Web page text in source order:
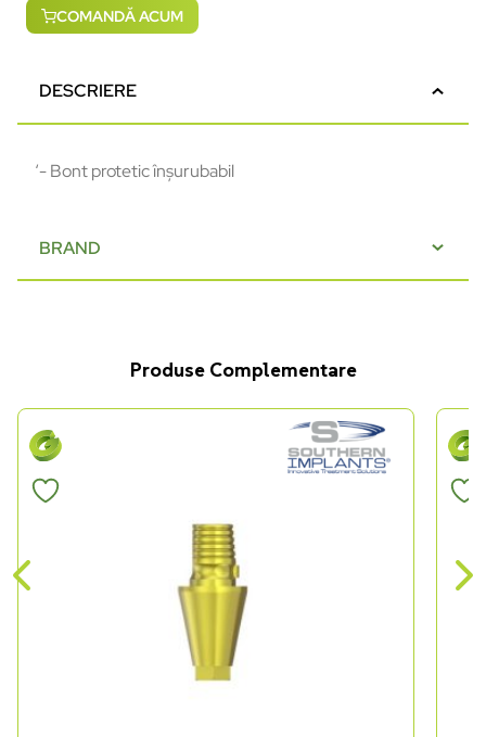
COMANDĂ ACUM
DESCRIERE
‘- Bont protetic înșurubabil
BRAND
Produse Complementare